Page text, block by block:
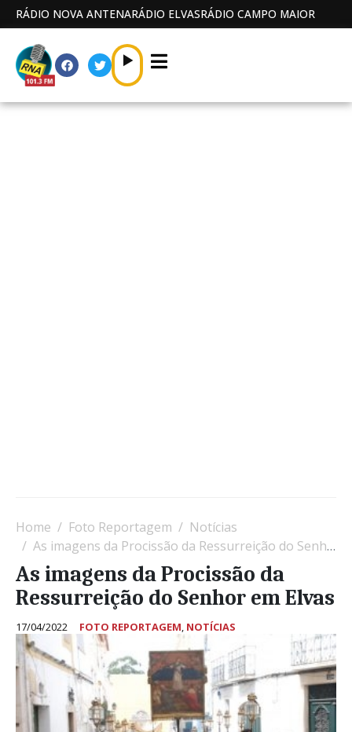
RÁDIO NOVA ANTENARÁDIO ELVASRÁDIO CAMPO MAIOR
Home Foto Reportagem
Notícias
As imagens da Procissão da Ressurreição do Senhor em Elvas
As imagens da Procissão da
Ressurreição do Senhor em Elvas
17/04/2022 FOTO REPORTAGEM, NOTÍCIAS